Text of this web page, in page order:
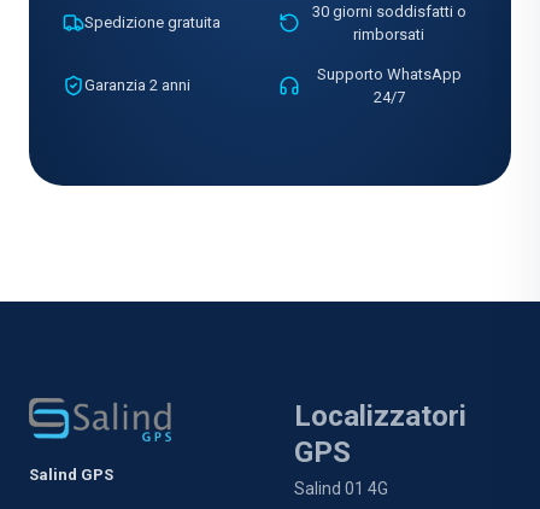
Spedizione gratuita
30 giorni soddisfatti o
rimborsati
Garanzia 2 anni
Supporto WhatsApp
24/7
Salind GPS
Localizzatori
GPS
Salind 01 4G